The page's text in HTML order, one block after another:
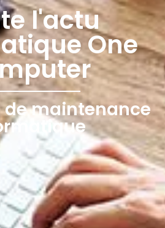
l'actu
One
de maintenance